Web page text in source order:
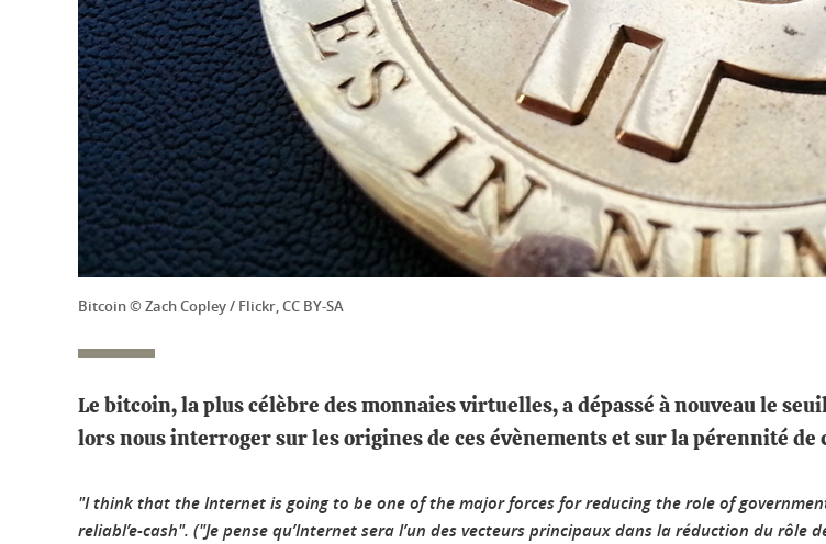
Bitcoin © Zach Copley / Flickr, CC BY-SA
Le bitcoin, la plus célèbre des monnaies virtuelles, a dépassé à nouveau le
lors nous interroger sur les origines de ces évènements et sur la pérennité de
"I think that the Internet is going to be one of the major forces for reducing the role of
reliabl’e-cash". ("Je pense qu’Internet sera l’un des vecteurs principaux dans la réduction du rôle